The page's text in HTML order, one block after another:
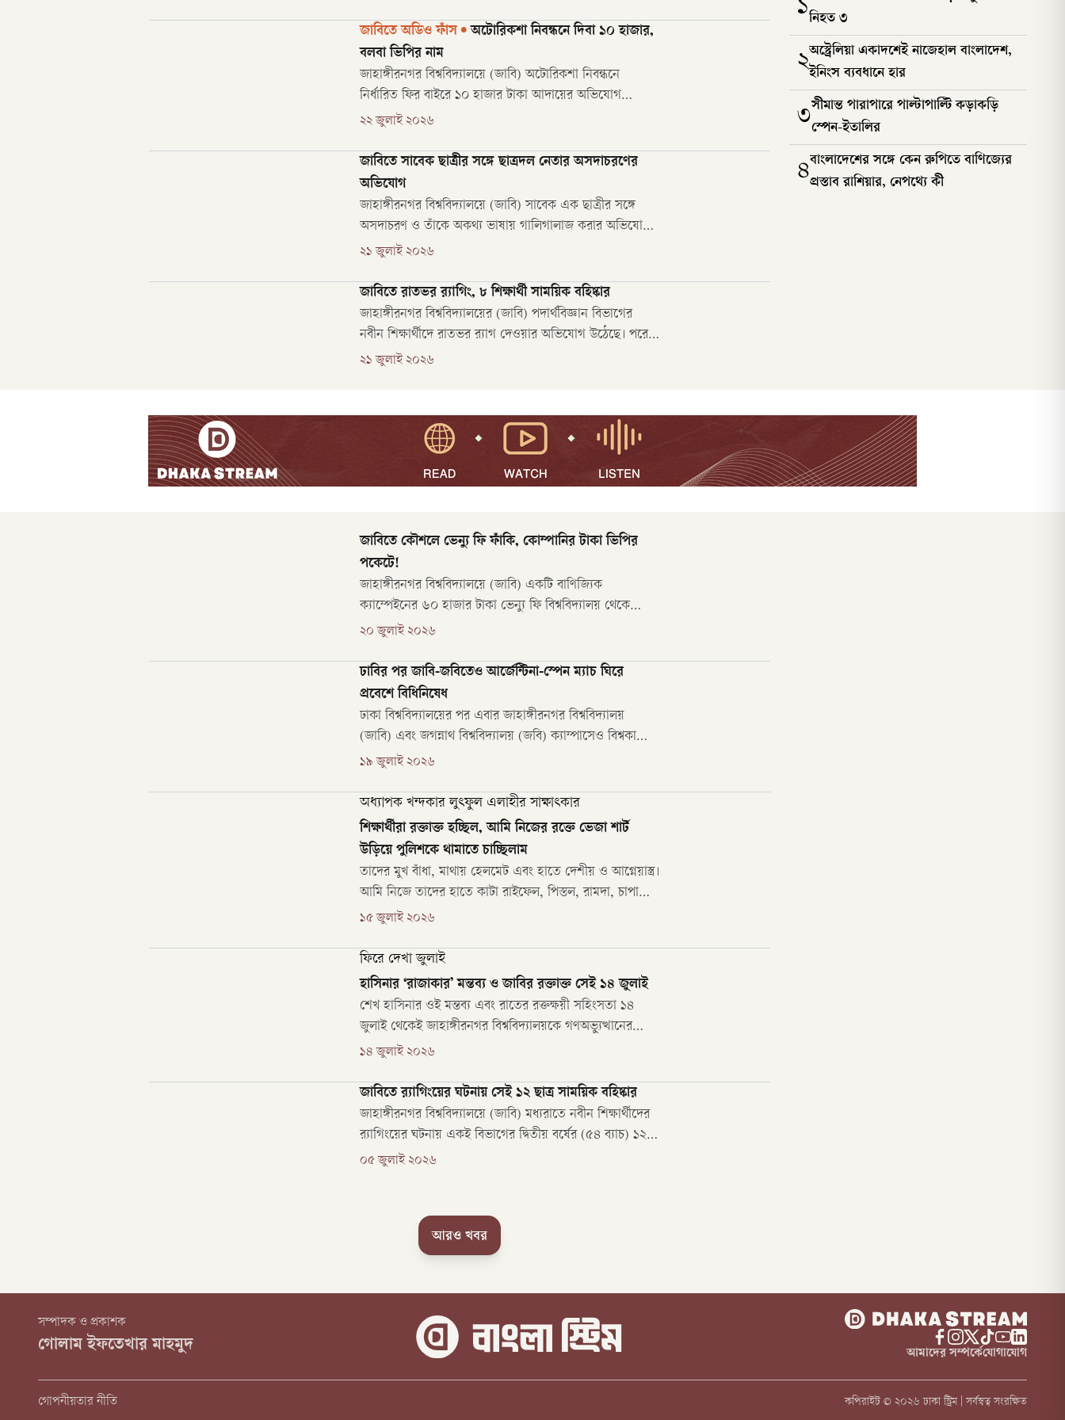
জাবিতে অডিও ফাঁস • অটোরিকশা নিবন্ধনে দিবা ১০ হাজার,
বলবা ভিপির নাম
জাহাঙ্গীরনগর বিশ্ববিদ্যালয়ে (জাবি) অটোরিকশা নিবন্ধনে
নির্ধারিত ফির বাইরে ১০ হাজার টাকা আদায়ের অভিযোগ
উঠেছে। সম্প্রতি ফাঁস হওয়া অডিওতে বিশ্ববিদ্যালয়ের শহীদ
মনির হোসেনের বিরুদ্ধে এই অভিযোগ উঠেছে।
২২ জুলাই ২০২৬
জাবিতে সাবেক ছাত্রীর সঙ্গে ছাত্রদল নেতার অসদাচরণের
অভিযোগ
জাহাঙ্গীরনগর বিশ্ববিদ্যালয়ে (জাবি) সাবেক এক ছাত্রীর সঙ্গে
অসদাচরণ ও তাঁকে অকথ্য ভাষায় গালিগালাজ করার অভিযোগ
উঠেছে বর্তমান এক শিক্ষার্থীর বিরুদ্ধে। অভিযুক্ত ওই ছাত্র
অভিযুক্ত শিক্ষার্থীর দাবি, অভিযোগটি একপাক্ষিক; বরং ওই
সাবেক ছাত্রীই আগে দুর্ব্য
২১ জুলাই ২০২৬
জাবিতে রাতভর র‍্যাগিং, ৮ শিক্ষার্থী সাময়িক বহিষ্কার
জাহাঙ্গীরনগর বিশ্ববিদ্যালয়ের (জাবি) পদার্থবিজ্ঞান বিভাগের
নবীন শিক্ষার্থীদে রাতভর র‌্যাগ দেওয়ার অভিযোগ উঠেছে। পরে
এই ঘটনায় একই বিভাগের দ্বিতীয় বর্ষের আট শিক্ষার্থীকে
২১ জুলাই ২০২৬
১নিহত ৩
২অস্ট্রেলিয়া একাদশেই নাজেহাল বাংলাদেশ,
ইনিংস ব্যবধানে হার
৩সীমান্ত পারাপারে পাল্টাপাল্টি কড়াকড়ি
স্পেন-ইতালির
৪বাংলাদেশের সঙ্গে কেন রুপিতে বাণিজ্যের
প্রস্তাব রাশিয়ার, নেপথ্যে কী
জাবিতে কৌশলে ভেন্যু ফি ফাঁকি, কোম্পানির টাকা ভিপির
পকেটে!
জাহাঙ্গীরনগর বিশ্ববিদ্যালয়ে (জাবি) একটি বাণিজ্যিক
ক্যাম্পেইনের ৬০ হাজার টাকা ভেন্যু ফি বিশ্ববিদ্যালয় থেকে
মওকুফ করিয়ে নিজে আত্মসাৎ করার অভিযোগ উঠেছে এক ছাত্রী
২০ জুলাই ২০২৬
ঢাবির পর জাবি-জবিতেও আর্জেন্টিনা-স্পেন ম্যাচ ঘিরে
প্রবেশে বিধিনিষেধ
ঢাকা বিশ্ববিদ্যালয়ের পর এবার জাহাঙ্গীরনগর বিশ্ববিদ্যালয়
(জাবি) এবং জগন্নাথ বিশ্ববিদ্যালয় (জবি) ক্যাম্পাসেও বিশ্বকাপের
ফাইনাল ঘিরে বহিরাগতদের প্রবেশে বিধিনিষেধ জারি হয়েছে।
১৯ জুলাই ২০২৬
অধ্যাপক খন্দকার লুৎফুল এলাহীর সাক্ষাৎকার
শিক্ষার্থীরা রক্তাক্ত হচ্ছিল, আমি নিজের রক্তে ভেজা শার্ট
উড়িয়ে পুলিশকে থামাতে চাচ্ছিলাম
তাদের মুখ বাঁধা, মাথায় হেলমেট এবং হাতে দেশীয় ও আগ্নেয়াস্ত্র।
আমি নিজে তাদের হাতে কাটা রাইফেল, পিস্তল, রামদা, চাপাতি
দেখেছি। তারা অশ্লীল ভাষায় গালাগালি করছিল। আমি তাদের
তখন উপাচার্যের বাসভবনের দরজায় আঘাত করছিল।
১৫ জুলাই ২০২৬
ফিরে দেখা জুলাই
হাসিনার ‘রাজাকার’ মন্তব্য ও জাবির রক্তাক্ত সেই ১৪ জুলাই
শেখ হাসিনার ওই মন্তব্য এবং রাতের রক্তক্ষয়ী সহিংসতা ১৪
জুলাই থেকেই জাহাঙ্গীরনগর বিশ্ববিদ্যালয়কে গণঅভ্যুত্থানের
দিকে ধাবিত করে। পরের দিনগুলোতেও ক্যাম্পাসের এই
১৪ জুলাই ২০২৬
জাবিতে র‍্যাগিংয়ের ঘটনায় সেই ১২ ছাত্র সাময়িক বহিষ্কার
জাহাঙ্গীরনগর বিশ্ববিদ্যালয়ে (জাবি) মধ্যরাতে নবীন শিক্ষার্থীদের
র‌্যাগিংয়ের ঘটনায় একই বিভাগের দ্বিতীয় বর্ষের (৫৪ ব্যাচ) ১২
শিক্ষার্থীকে সাময়িক বহিষ্কার করেছে বিশ্ববিদ্যালয় প্রশাসন।
০৫ জুলাই ২০২৬
আরও খবর
সম্পাদক ও প্রকাশক
গোলাম ইফতেখার মাহমুদ আমাদের সম্পর্কেযোগাযোগ
গোপনীয়তার নীতি কপিরাইট © ২০২৬ ঢাকা স্ট্রিম | সর্বস্বত্ব সংরক্ষিত